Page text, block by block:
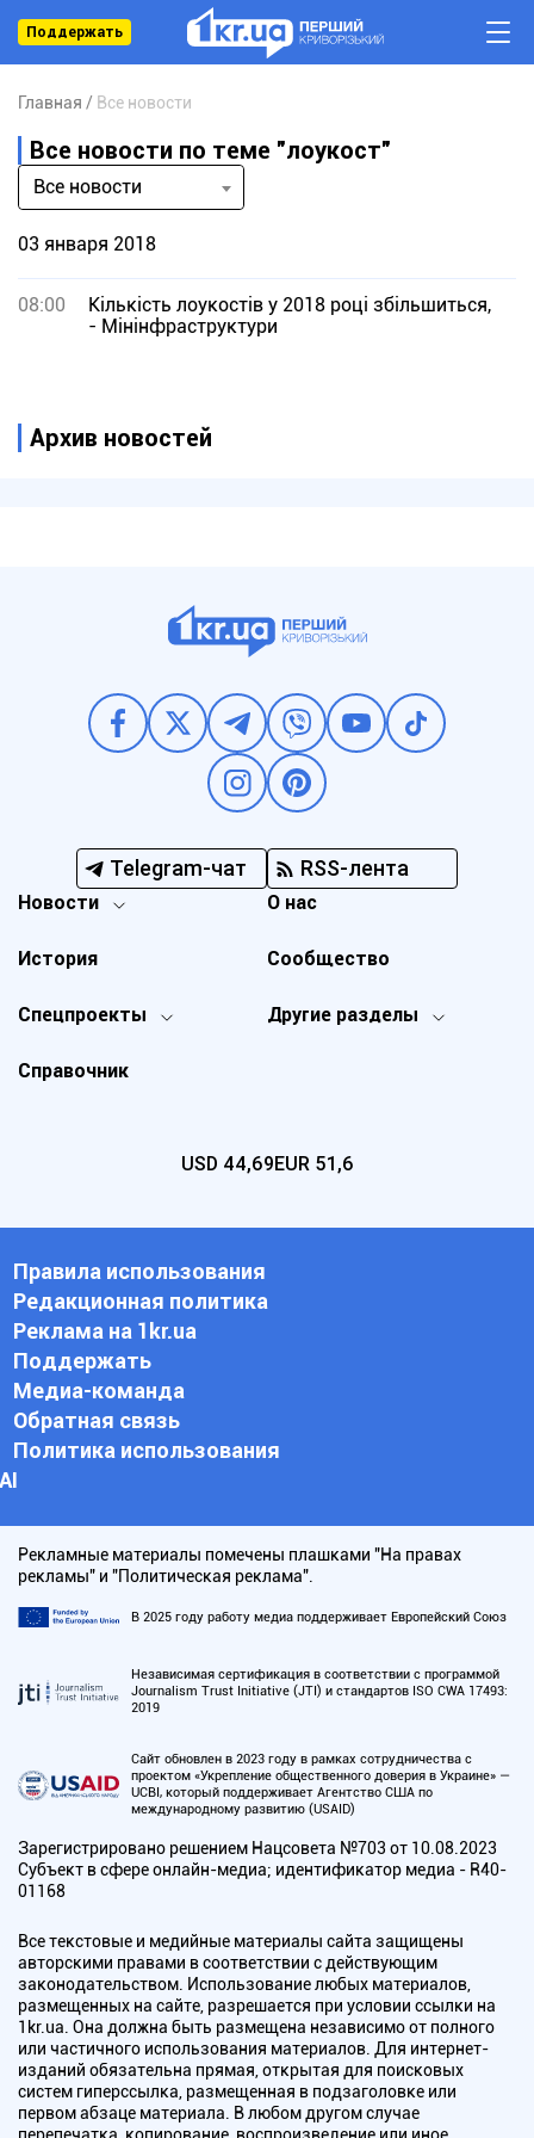
Поддержать
Главная Все новости
Все новости по теме "лоукост"
Все новости
03 января 2018
08:00
Кількість лоукостів у 2018 році збільшиться,
- Мінінфраструктури
Архив новостей
Telegram-чат RSS-лента
Новости
Спецпроекты Другие разделы
История
О нас
Справочник
Сообщество
USD 44,69EUR 51,6
Правила использования
Редакционная политика
Реклама на 1kr.ua
Поддержать
Медиа-команда
Обратная связь
Политика использования
АI
Рекламные материалы помечены плашками "На правах
рекламы" и "Политическая реклама".
В 2025 году работу медиа поддерживает Европейский Союз
Независимая сертификация в соответствии с программой
Journalism Trust Initiative (JTI) и стандартов ISO CWA 17493:
2019
Сайт обновлен в 2023 году в рамках сотрудничества с
проектом «Укрепление общественного доверия в Украине» —
UCBI, который поддерживает Агентство США по
международному развитию (USAID)
Зарегистрировано решением Нацсовета №703 от 10.08.2023
Субъект в сфере онлайн-медиа; идентификатор медиа - R40-
01168
Все текстовые и медийные материалы сайта защищены
авторскими правами в соответствии с действующим
законодательством. Использование любых материалов,
размещенных на сайте, разрешается при условии ссылки на
1kr.ua. Она должна быть размещена независимо от полного
или частичного использования материалов. Для интернет-
изданий обязательна прямая, открытая для поисковых
систем гиперссылка, размещенная в подзаголовке или
первом абзаце материала. В любом другом случае